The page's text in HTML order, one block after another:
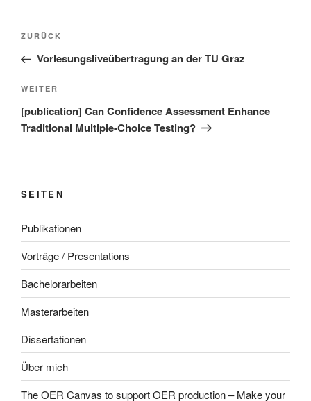
Beitragsnavigation
Vorheriger
Beitrag
ZURÜCK
Vorlesungsliveübertragung an der TU Graz
Nächster
Beitrag
WEITER
[publication] Can Confidence Assessment Enhance
Traditional Multiple-Choice Testing?
SEITEN
Publikationen
Vorträge / Presentations
Bachelorarbeiten
Masterarbeiten
Dissertationen
Über mich
The OER Canvas to support OER production – Make your